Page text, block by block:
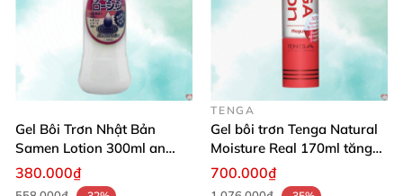
Gel Bôi Trơn Nhật Bản
Samen Lotion 300ml an
toàn tự nhiên
380.000₫
TENGA
Gel bôi trơn Tenga Natural
Moisture Real 170ml tăng
khoái cảm êm dịu
700.000₫